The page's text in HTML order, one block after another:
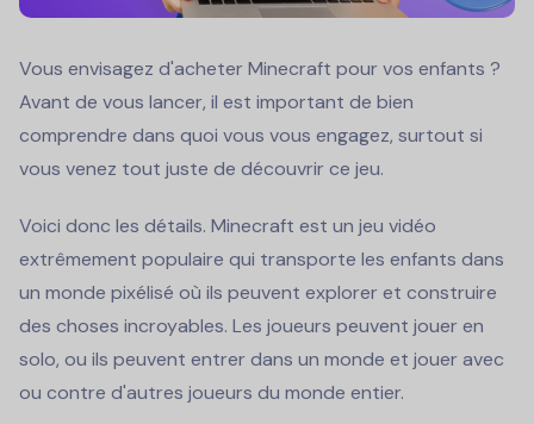
Vous envisagez d'acheter Minecraft pour vos enfants ?
Avant de vous lancer, il est important de bien
comprendre dans quoi vous vous engagez, surtout si
vous venez tout juste de découvrir ce jeu.
Voici donc les détails. Minecraft est un jeu vidéo
extrêmement populaire qui transporte les enfants dans
un monde pixélisé où ils peuvent explorer et construire
des choses incroyables. Les joueurs peuvent jouer en
solo, ou ils peuvent entrer dans un monde et jouer avec
ou contre d'autres joueurs du monde entier.